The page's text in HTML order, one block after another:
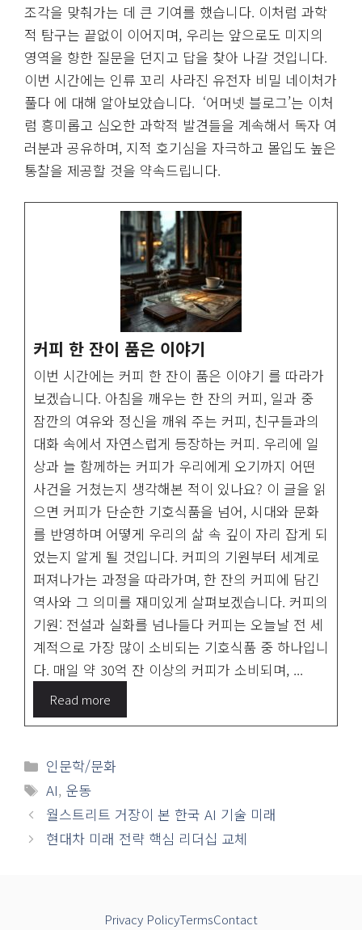
조각을 맞춰가는 데 큰 기여를 했습니다. 이처럼 과학
적 탐구는 끝없이 이어지며, 우리는 앞으로도 미지의
영역을 향한 질문을 던지고 답을 찾아 나갈 것입니다.
이번 시간에는 인류 꼬리 사라진 유전자 비밀 네이처가
풀다 에 대해 알아보았습니다. ‘어머넷 블로그’는 이처
럼 흥미롭고 심오한 과학적 발견들을 계속해서 독자 여
러분과 공유하며, 지적 호기심을 자극하고 몰입도 높은
통찰을 제공할 것을 약속드립니다.
커피 한 잔이 품은 이야기
이번 시간에는 커피 한 잔이 품은 이야기 를 따라가
보겠습니다. 아침을 깨우는 한 잔의 커피, 일과 중
잠깐의 여유와 정신을 깨워 주는 커피, 친구들과의
대화 속에서 자연스럽게 등장하는 커피. 우리에 일
상과 늘 함께하는 커피가 우리에게 오기까지 어떤
사건을 거쳤는지 생각해본 적이 있나요? 이 글을 읽
으면 커피가 단순한 기호식품을 넘어, 시대와 문화
를 반영하며 어떻게 우리의 삶 속 깊이 자리 잡게 되
었는지 알게 될 것입니다. 커피의 기원부터 세계로
퍼져나가는 과정을 따라가며, 한 잔의 커피에 담긴
역사와 그 의미를 재미있게 살펴보겠습니다. 커피의
기원: 전설과 실화를 넘나들다 커피는 오늘날 전 세
계적으로 가장 많이 소비되는 기호식품 중 하나입니
다. 매일 약 30억 잔 이상의 커피가 소비되며, ...
Read more
카
테
고
리
인문학/문화
태
그
AI, 운동
월스트리트 거장이 본 한국 AI 기술 미래
현대차 미래 전략 핵심 리더십 교체
Privacy PolicyTermsContact